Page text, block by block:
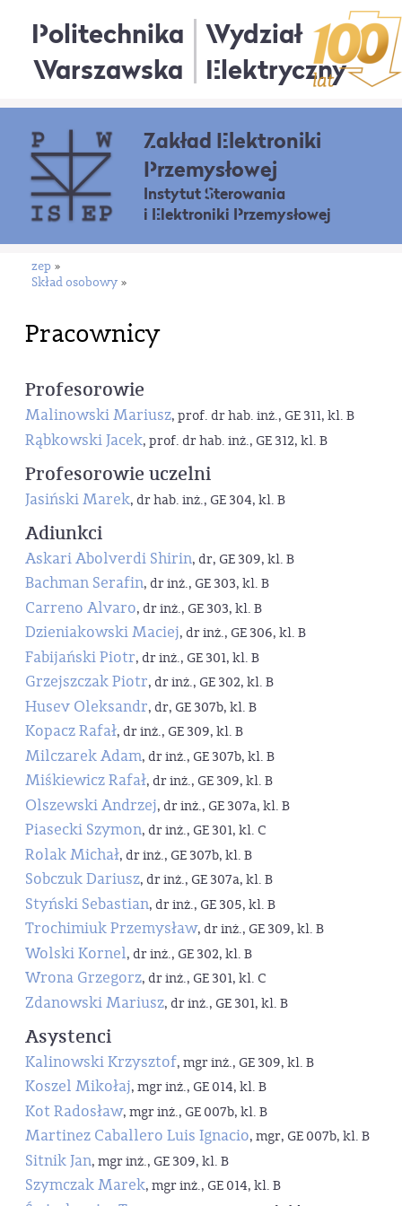
Politechnika
Warszawska
Wydział
Elektryczny
Zakład Elektroniki
Przemysłowej
Instytut Sterowania
i Elektroniki Przemysłowej
zep »
Skład osobowy »
Pracownicy
Profesorowie
Malinowski Mariusz, prof. dr hab. inż., GE 311, kl. B
Rąbkowski Jacek, prof. dr hab. inż., GE 312, kl. B
Profesorowie uczelni
Jasiński Marek, dr hab. inż., GE 304, kl. B
Adiunkci
Askari Abolverdi Shirin, dr, GE 309, kl. B
Bachman Serafin, dr inż., GE 303, kl. B
Carreno Alvaro, dr inż., GE 303, kl. B
Dzieniakowski Maciej, dr inż., GE 306, kl. B
Fabijański Piotr, dr inż., GE 301, kl. B
Grzejszczak Piotr, dr inż., GE 302, kl. B
Husev Oleksandr, dr, GE 307b, kl. B
Kopacz Rafał, dr inż., GE 309, kl. B
Milczarek Adam, dr inż., GE 307b, kl. B
Miśkiewicz Rafał, dr inż., GE 309, kl. B
Olszewski Andrzej, dr inż., GE 307a, kl. B
Piasecki Szymon, dr inż., GE 301, kl. C
Rolak Michał, dr inż., GE 307b, kl. B
Sobczuk Dariusz, dr inż., GE 307a, kl. B
Styński Sebastian, dr inż., GE 305, kl. B
Trochimiuk Przemysław, dr inż., GE 309, kl. B
Wolski Kornel, dr inż., GE 302, kl. B
Wrona Grzegorz, dr inż., GE 301, kl. C
Zdanowski Mariusz, dr inż., GE 301, kl. B
Asystenci
Kalinowski Krzysztof, mgr inż., GE 309, kl. B
Koszel Mikołaj, mgr inż., GE 014, kl. B
Kot Radosław, mgr inż., GE 007b, kl. B
Martinez Caballero Luis Ignacio, mgr, GE 007b, kl. B
Sitnik Jan, mgr inż., GE 309, kl. B
Szymczak Marek, mgr inż., GE 014, kl. B